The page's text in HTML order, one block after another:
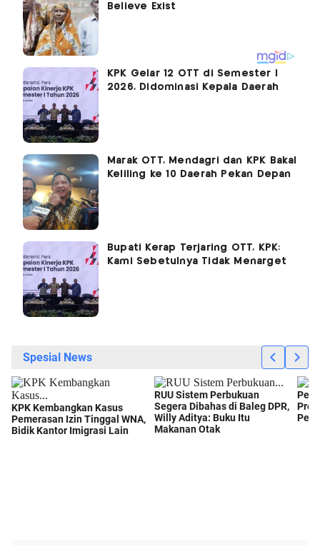
KPK Gelar 12 OTT di Semester I
2026, Didominasi Kepala Daerah
Marak OTT, Mendagri dan KPK Bakal
Keliling ke 10 Daerah Pekan Depan
Bupati Kerap Terjaring OTT, KPK:
Kami Sebetulnya Tidak Menarget